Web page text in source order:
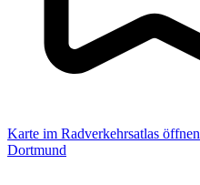
Karte im Radverkehrsatlas öffnen
Dortmund